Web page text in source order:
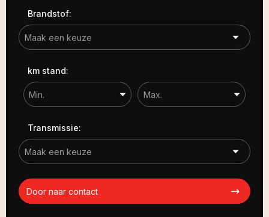
Brandstof:
km stand:
Transmissie:
Door naar contact